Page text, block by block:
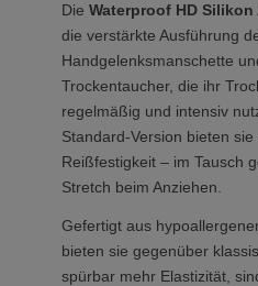
Die Waterproof HD
die verstärkte Ausführung
Handgelenksmanschette
Trockentaucher, die ihr
regelmäßig und intensiv
Standard-Version bieten
Reißfestigkeit – im Tausch
Stretch beim Anziehen.
Gefertigt aus
bieten sie gegenüber
spürbar mehr Elastizität,